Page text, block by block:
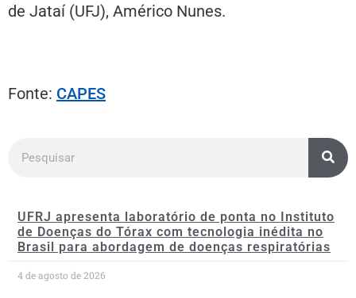
de Jataí (UFJ), Américo Nunes.
Fonte: CAPES
UFRJ apresenta laboratório de ponta no Instituto
de Doenças do Tórax com tecnologia inédita no
Brasil para abordagem de doenças respiratórias
4 de agosto de 2026